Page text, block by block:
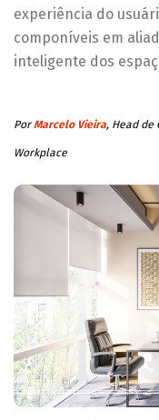
experiência do
componíveis em
inteligente dos
PorMarcelo Vieira, Head de
Workplace